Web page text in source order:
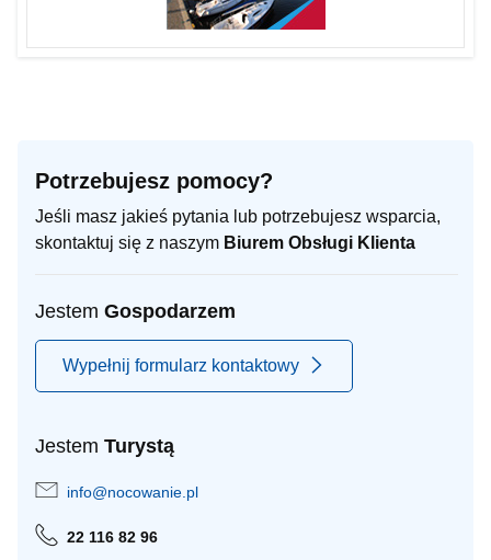
Potrzebujesz pomocy?
Jeśli masz jakieś pytania lub potrzebujesz wsparcia,
skontaktuj się z naszym Biurem Obsługi Klienta
Jestem Gospodarzem
Wypełnij formularz kontaktowy
Jestem Turystą
info@nocowanie.pl
22 116 82 96